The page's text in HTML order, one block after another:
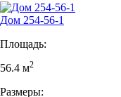
Дом 254-56-1
Площадь:
56.4 м2
Размеры: